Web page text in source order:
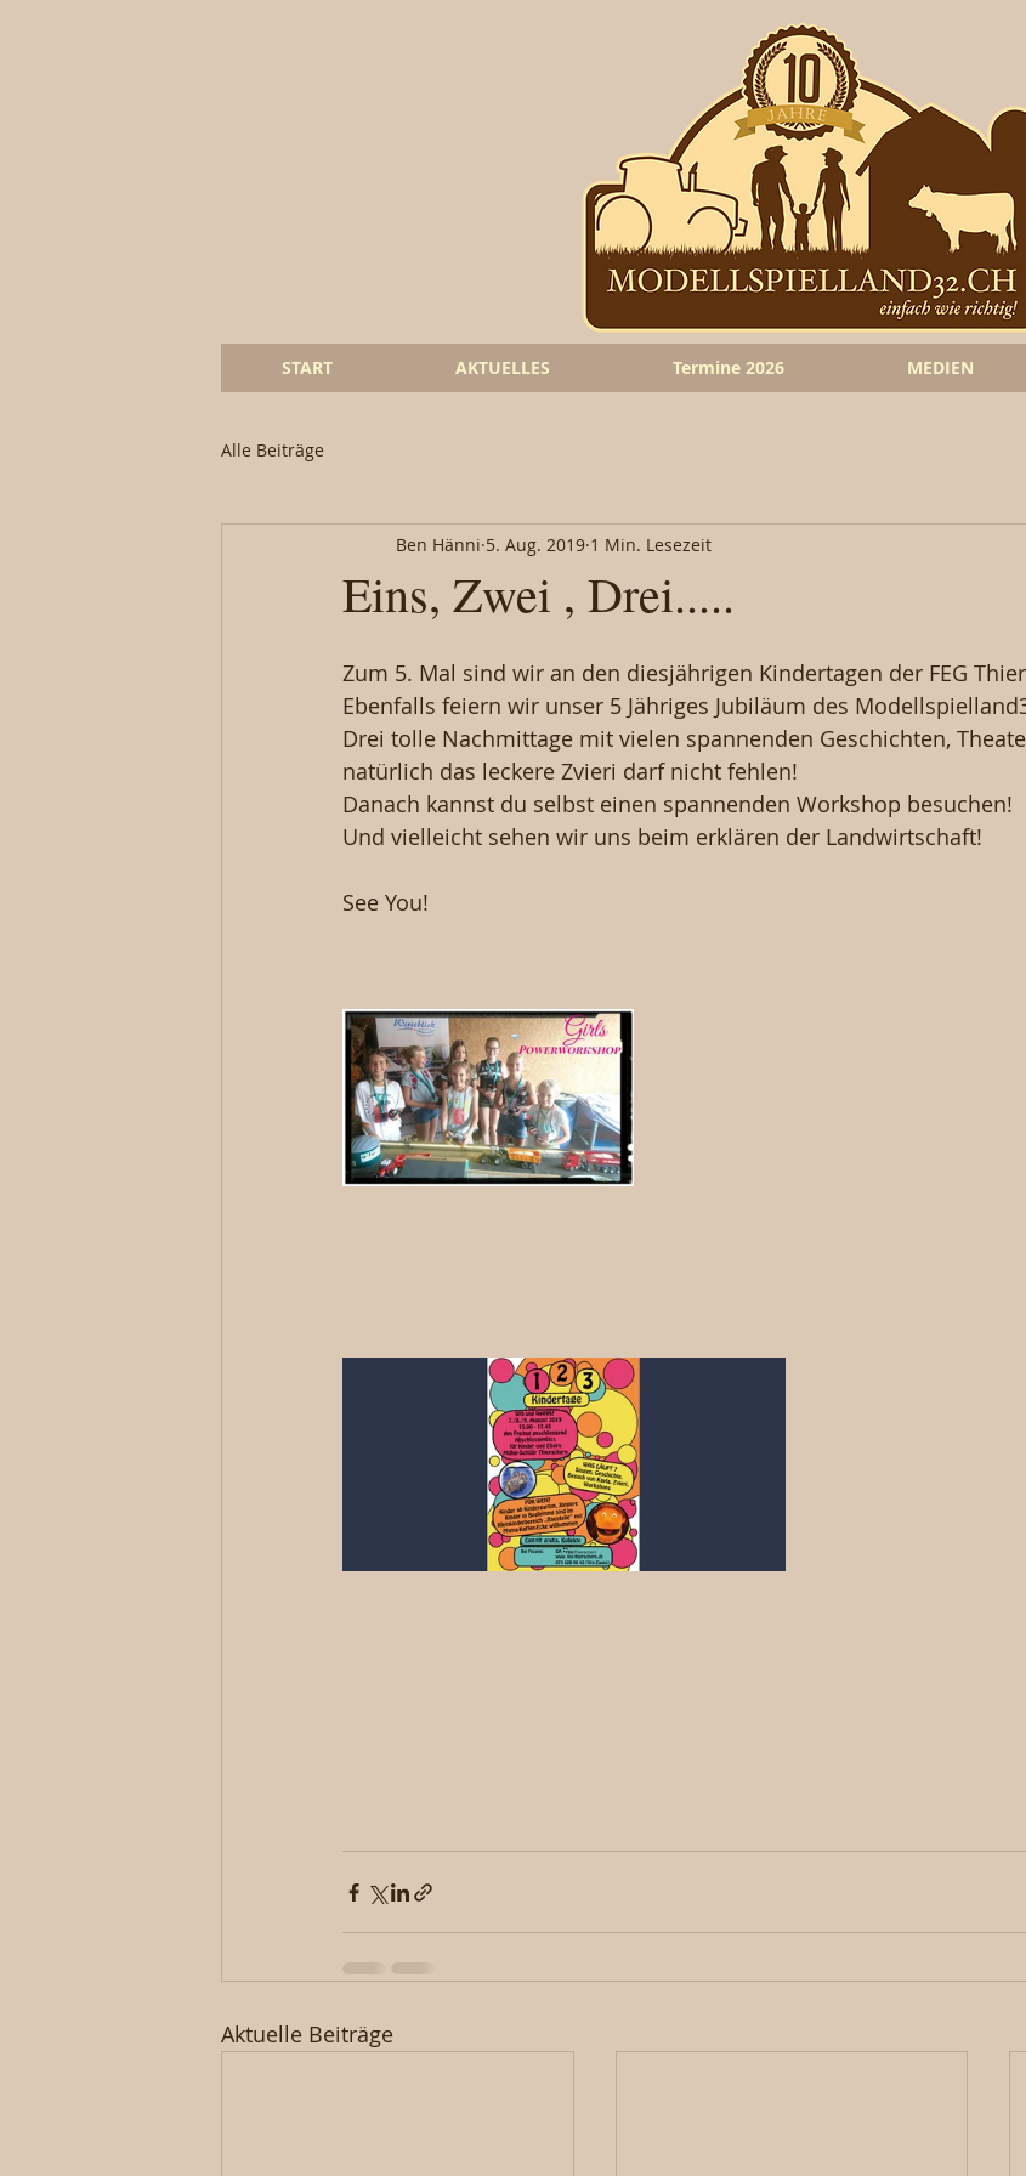
START AKTUELLES Termine 2026 MEDIEN
Alle Beiträge
Eins, Zwei , Drei.....
Ben Hänni 5. Aug. 2019 1 Min. Lesezeit
Zum 5. Mal sind wir an den diesjährigen Kindertagen der FEG
Ebenfalls feiern wir unser 5 Jähriges Jubiläum des
Drei tolle Nachmittage mit vielen spannenden Geschichten,
natürlich das leckere Zvieri darf nicht fehlen!
Danach kannst du selbst einen spannenden Workshop besuchen!
Und vielleicht sehen wir uns beim erklären der Landwirtschaft!
See You!
Aktuelle Beiträge